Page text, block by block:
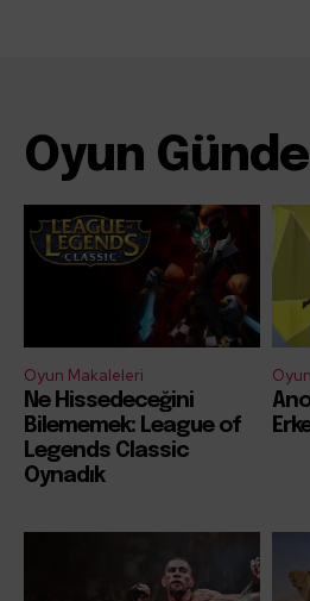
Oyun
Oyun Makaleleri
Ne Hissedeceğini
Bilememek: League of
Legends Classic
Oynadık